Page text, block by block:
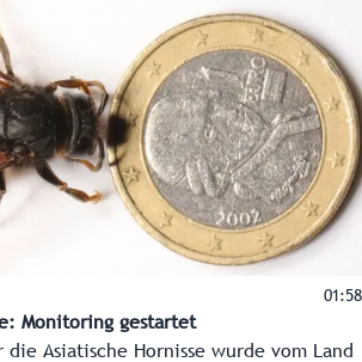
Botschafterin der Aktion ist Skistar
Meissnitzer.
01:58
Monitoring gestartet
die Asiatische Hornisse wurde vom Land